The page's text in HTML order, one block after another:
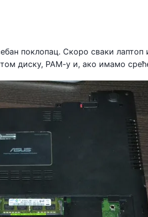
поклопац. Скоро сваки
диску, РАМ-у и, ако имамо